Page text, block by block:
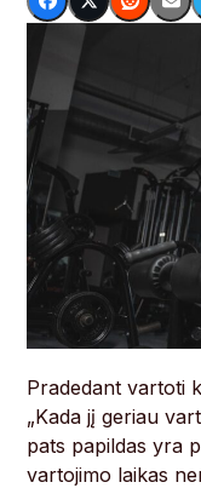
Pradedant vartoti
„Kada jį geriau
pats papildas yra
vartojimo laikas